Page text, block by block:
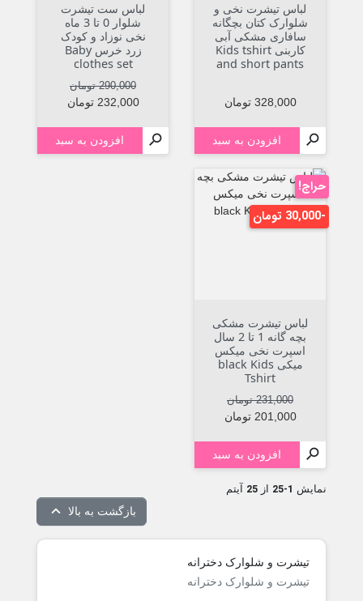
لباس تیشرت نخی و
شلوارک کتان بچگانه
سافاری مشکی آبی
کاربنی Kids tshirt
and short pants
قیمت
328,000 تومان
 افزودن به سبد
لباس ست تیشرت
شلوار 0 تا 3 ماه
نخی نوزاد و کودک
زرد خرس Baby
clothes set
قیمت عادی
290,000 تومان
قیمت
232,000 تومان
 افزودن به سبد
لباس تیشرت مشکی
بچه گانه 1 تا 2 سال
اسپرت نخی میکس
میکی black Kids
Tshirt
قیمت عادی
231,000 تومان
قیمت
201,000 تومان
 افزودن به سبد
حراج!
-30,000 تومان
نمایش 1-25 از 25 آیتم
بازگشت به بالا 
تیشرت و شلوارک دخترانه
تیشرت و شلوارک دخترانه